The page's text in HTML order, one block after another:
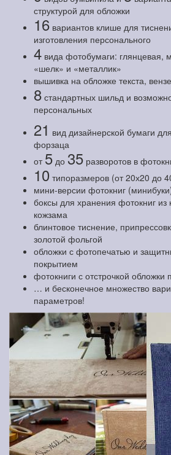
структурой для обложки
16 вариантов клише для
изготовления персонального
4 вида фотобумаги: глянцевая,
«шелк» и «металлик»
вышивка на обложке текста,
8 стандартных шильд и
персональных
21 вид дизайнерской бумаги
форзаца
от 5 до 35 разворотов в
10 типоразмеров (от 20х20 до
мини-версии фотокниг
боксы для хранения фотокниг из
кожзама
блинтовое тиснение,
золотой фольгой
обложки с фотопечатью и
покрытием
фотокниги с отстрочкой обложки
… и бесконечное множество
параметров!